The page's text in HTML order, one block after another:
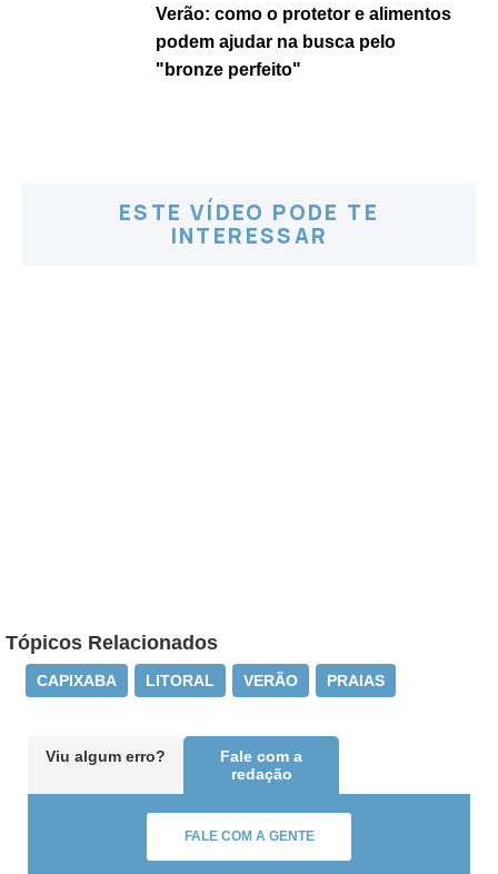
Verão: como o protetor e alimentos
podem ajudar na busca pelo
"bronze perfeito"
ESTE VÍDEO PODE TE
INTERESSAR
Tópicos Relacionados
CAPIXABA LITORAL VERÃO PRAIAS
Viu algum erro?
Fale com a
redação
FALE COM A GENTE